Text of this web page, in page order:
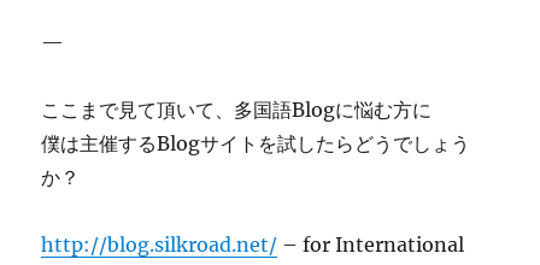
—
ここまで見て頂いて、多国語Blogに悩む方に
僕は主催するBlogサイトを試したらどうでしょう
か？
http://blog.silkroad.net/ – for International